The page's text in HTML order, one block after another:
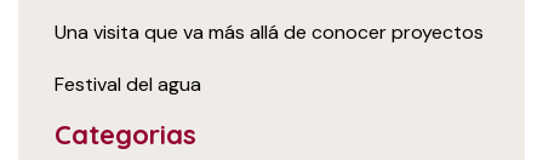
Una visita que va más allá de conocer proyectos
Festival del agua
Categorias